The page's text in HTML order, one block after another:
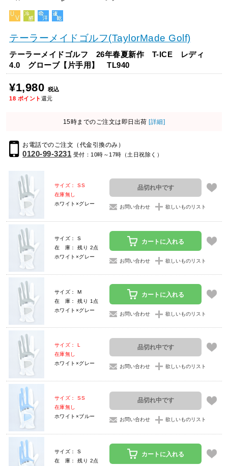
テーラーメイドゴルフ(TaylorMade Golf)
テーラーメイドゴルフ 26年春夏新作 T-ICE レディ
4.0 グローブ【片手用】 TL940
¥1,980 税込
18 ポイント 還元
15時までのご注文は即日出荷 [詳細]
お電話でのご注文（代金引換のみ）
0120-99-3231 受付：10時～17時（土日祝除く）
サイズ： SS
在庫無し
ホワイト×グレー
品切れ中です
お問い合わせ 欲しいものリスト
サイズ： S
在 庫： 残り 2点
ホワイト×グレー
カートに入れる
お問い合わせ 欲しいものリスト
サイズ： M
在 庫： 残り 1点
ホワイト×グレー
カートに入れる
お問い合わせ 欲しいものリスト
サイズ： L
在庫無し
ホワイト×グレー
品切れ中です
お問い合わせ 欲しいものリスト
サイズ： SS
在庫無し
ホワイト×ブルー
品切れ中です
お問い合わせ 欲しいものリスト
サイズ： S
在 庫： 残り 2点
カートに入れる